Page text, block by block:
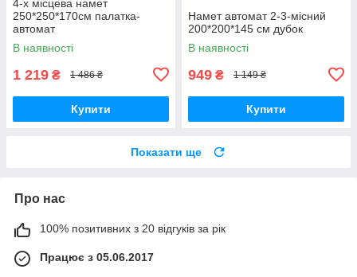
4-х місцева намет
250*250*170cм палатка-
автомат
В наявності
1 219 ₴ 1 486 ₴
Купити
Намет автомат 2-3-місний
200*200*145 см дубок
В наявності
949 ₴ 1 149 ₴
Купити
Показати ще
Про нас
100% позитивних з 20 відгуків за рік
Працює з 05.06.2017